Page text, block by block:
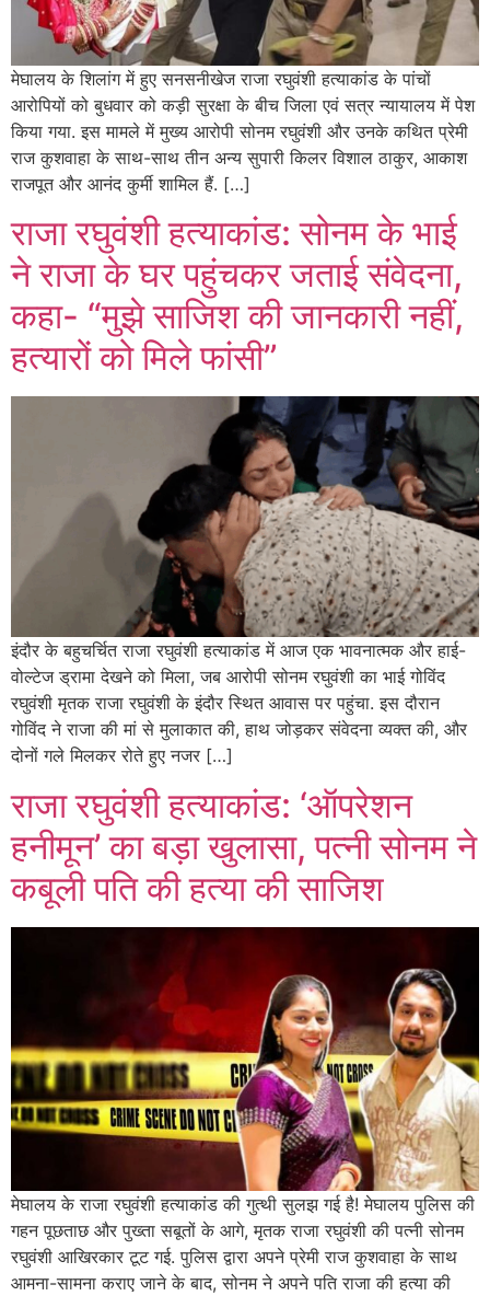
मेघालय के शिलांग में हुए सनसनीखेज राजा रघुवंशी हत्याकांड के पांचों
आरोपियों को बुधवार को कड़ी सुरक्षा के बीच जिला एवं सत्र न्यायालय में पेश
किया गया. इस मामले में मुख्य आरोपी सोनम रघुवंशी और उनके कथित प्रेमी
राज कुशवाहा के साथ-साथ तीन अन्य सुपारी किलर विशाल ठाकुर, आकाश
राजपूत और आनंद कुर्मी शामिल हैं. […]
राजा रघुवंशी हत्याकांड: सोनम के भाई
ने राजा के घर पहुंचकर जताई संवेदना,
कहा- “मुझे साजिश की जानकारी नहीं,
हत्यारों को मिले फांसी”
इंदौर के बहुचर्चित राजा रघुवंशी हत्याकांड में आज एक भावनात्मक और हाई-
वोल्टेज ड्रामा देखने को मिला, जब आरोपी सोनम रघुवंशी का भाई गोविंद
रघुवंशी मृतक राजा रघुवंशी के इंदौर स्थित आवास पर पहुंचा. इस दौरान
गोविंद ने राजा की मां से मुलाकात की, हाथ जोड़कर संवेदना व्यक्त की, और
दोनों गले मिलकर रोते हुए नजर […]
राजा रघुवंशी हत्याकांड: ‘ऑपरेशन
हनीमून’ का बड़ा खुलासा, पत्नी सोनम ने
कबूली पति की हत्या की साजिश
मेघालय के राजा रघुवंशी हत्याकांड की गुत्थी सुलझ गई है! मेघालय पुलिस की
गहन पूछताछ और पुख्ता सबूतों के आगे, मृतक राजा रघुवंशी की पत्नी सोनम
रघुवंशी आखिरकार टूट गई. पुलिस द्वारा अपने प्रेमी राज कुशवाहा के साथ
आमना-सामना कराए जाने के बाद, सोनम ने अपने पति राजा की हत्या की